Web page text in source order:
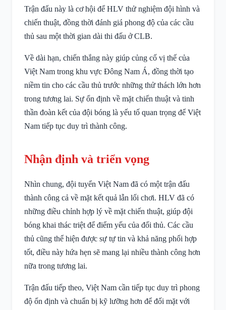
Trận đấu này là cơ hội để HLV thử nghiệm đội hình và
chiến thuật, đồng thời đánh giá phong độ của các cầu
thủ sau một thời gian dài thi đấu ở CLB.
Về dài hạn, chiến thắng này giúp củng cố vị thế của
Việt Nam trong khu vực Đông Nam Á, đồng thời tạo
niềm tin cho các cầu thủ trước những thử thách lớn hơn
trong tương lai. Sự ổn định về mặt chiến thuật và tinh
thần đoàn kết của đội bóng là yếu tố quan trọng để Việt
Nam tiếp tục duy trì thành công.
Nhận định và triển vọng
Nhìn chung, đội tuyển Việt Nam đã có một trận đấu
thành công cả về mặt kết quả lẫn lối chơi. HLV đã có
những điều chỉnh hợp lý về mặt chiến thuật, giúp đội
bóng khai thác triệt để điểm yếu của đối thủ. Các cầu
thủ cũng thể hiện được sự tự tin và khả năng phối hợp
tốt, điều này hứa hẹn sẽ mang lại nhiều thành công hơn
nữa trong tương lai.
Trận đấu tiếp theo, Việt Nam cần tiếp tục duy trì phong
độ ổn định và chuẩn bị kỹ lưỡng hơn để đối mặt với